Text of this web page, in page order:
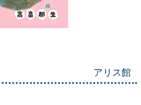
アリス館